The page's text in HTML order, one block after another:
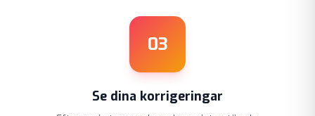
03
Se dina korrigeringar